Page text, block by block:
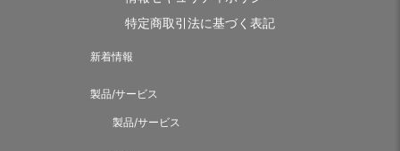
特定商取引法に基づく表記
新着情報
製品/サービス
製品/サービス